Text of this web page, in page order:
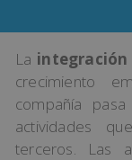
La
crecimiento
compañía
actividades
terceros. Las